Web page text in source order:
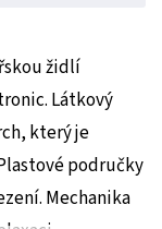
židlí
Látkový
který je
područky
Mechanika